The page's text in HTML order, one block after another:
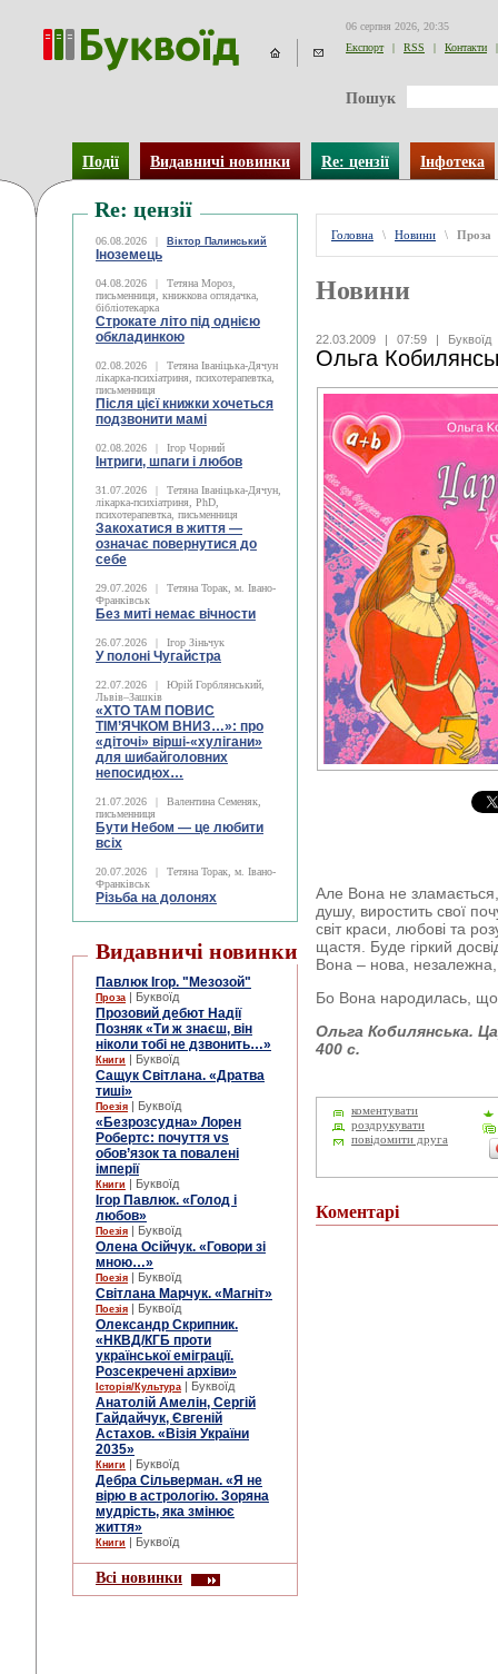
06 серпня 2026, 20:35
Експорт
| RSS | Контакти |
Пошук
Події Видавничі новинки Re: цензії Інфотека
Re: цензії
06.08.2026 | Віктор Палинський
Іноземець
04.08.2026 |
Тетяна Мороз,
письменниця, книжкова оглядачка,
бібліотекарка
Строкате літо під однією
обкладинкою
02.08.2026 |
Тетяна Іваніцька-Дячун
лікарка-психіатриня, психотерапевтка,
письменниця
Після цієї книжки хочеться
подзвонити мамі
02.08.2026 | Ігор Чорний
Інтриги, шпаги і любов
31.07.2026 |
Тетяна Іваніцька-Дячун,
лікарка-психіатриня, PhD,
психотерапевтка, письменниця
Закохатися в життя —
означає повернутися до
себе
29.07.2026 |
Тетяна Торак, м. Івано-
Франківськ
Без миті немає вічности
26.07.2026 | Ігор Зіньчук
У полоні Чугайстра
22.07.2026 |
Юрій Горблянський,
Львів–Зашків
«ХТО ТАМ ПОВИС
ТІМ’ЯЧКОМ ВНИЗ…»: про
«діточі» вірші-«хулігани»
для шибайголовних
непосидюх…
21.07.2026 |
Валентина Семеняк,
письменниця
Бути Небом ― це любити
всіх
20.07.2026 |
Тетяна Торак, м. Івано-
Франківськ
Різьба на долонях
Видавничі новинки
Павлюк Ігор. "Мезозой"
Проза | Буквоїд
Прозовий дебют Надії
Позняк «Ти ж знаєш, він
ніколи тобі не дзвонить…»
Книги | Буквоїд
Сащук Світлана. «Дратва
тиші»
Поезія | Буквоїд
«Безрозсудна» Лорен
Робертс: почуття vs
обов’язок та повалені
імперії
Книги | Буквоїд
Ігор Павлюк. «Голод і
любов»
Поезія | Буквоїд
Олена Осійчук. «Говори зі
мною…»
Поезія | Буквоїд
Світлана Марчук. «Магніт»
Поезія | Буквоїд
Олександр Скрипник.
«НКВД/КГБ проти
української еміграції.
Розсекречені архіви»
Історія/Культура | Буквоїд
Анатолій Амелін, Сергій
Гайдайчук, Євгеній
Астахов. «Візія України
2035»
Книги | Буквоїд
Дебра Сільверман. «Я не
вірю в астрологію. Зоряна
мудрість, яка змінює
життя»
Книги | Буквоїд
Всі новинки
Головна \ Новини \ Проза
Новини
22.03.2009 | 07:59 | Буквоїд
Ольга
Але Вона не
душу, виростить свої
світ краси, любові та
щастя. Буде гіркий
Вона – нова,
Бо Вона народилась,
Ольга Кобилянська.
400 с.
коментувати
роздрукувати
повідомити друга
Коментарі